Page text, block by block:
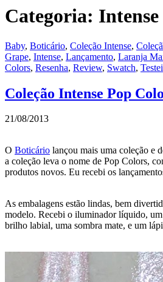
Categoria: Intense
Baby, Boticário, Coleção Intense,
Grape, Intense, Lançamento, Laranja
Colors, Resenha, Review, Swatch, Testei
Coleção Intense Pop
21/08/2013
O Boticário lançou mais uma coleção e
a coleção leva o nome de Pop Colors,
produtos novos. Eu recebi os
As embalagens estão lindas, bem
modelo. Recebi o iluminador líquido,
brilho labial, uma sombra mate, e um